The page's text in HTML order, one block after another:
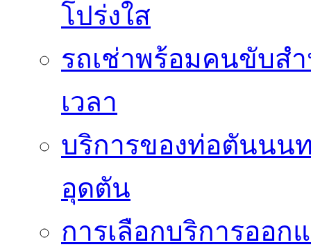
โปร่งใส
รถเช่าพร้อมคนขับส
เวลา
บริการของท่อตันนน
อุดตัน
การเลือกบริการออ